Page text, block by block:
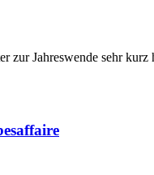
zur Jahreswende sehr